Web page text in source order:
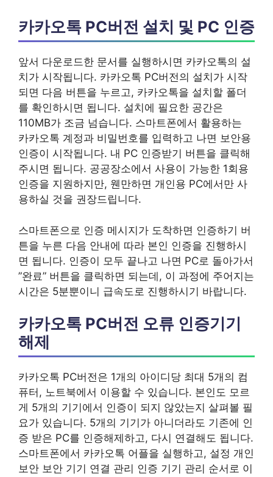
카카오톡 PC버전 설치 및 PC 인증
앞서 다운로드한 문서를 실행하시면 카카오톡의 설
치가 시작됩니다. 카카오톡 PC버전의 설치가 시작
되면 다음 버튼을 누르고, 카카오톡을 설치할 폴더
를 확인하시면 됩니다. 설치에 필요한 공간은
110MB가 조금 넘습니다. 스마트폰에서 활용하는
카카오톡 계정과 비밀번호를 입력하고 나면 보안용
인증이 시작됩니다. 내 PC 인증받기 버튼을 클릭해
주시면 됩니다. 공공장소에서 사용이 가능한 1회용
인증을 지원하지만, 웬만하면 개인용 PC에서만 사
용하실 것을 권장드립니다.
스마트폰으로 인증 메시지가 도착하면 인증하기 버
튼을 누른 다음 안내에 따라 본인 인증을 진행하시
면 됩니다. 인증이 모두 끝나고 나면 PC로 돌아가서
”완료” 버튼을 클릭하면 되는데, 이 과정에 주어지는
시간은 5분뿐이니 급속도로 진행하시기 바랍니다.
카카오톡 PC버전 오류 인증기기
해제
카카오톡 PC버전은 1개의 아이디당 최대 5개의 컴
퓨터, 노트북에서 이용할 수 있습니다. 본인도 모르
게 5개의 기기에서 인증이 되지 않았는지 살펴볼 필
요가 있습니다. 5개의 기기가 아니더라도 기존에 인
증 받은 PC를 인증해제하고, 다시 연결해도 됩니다.
스마트폰에서 카카오톡 어플을 실행하고, 설정 개인
보안 보안 기기 연결 관리 인증 기기 관리 순서로 이